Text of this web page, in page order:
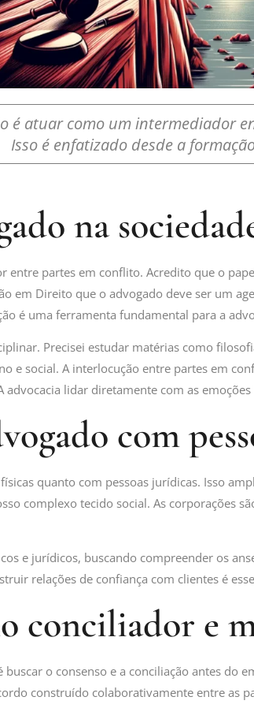
é atuar como um intermediador
Isso é enfatizado desde a
na
partes em conflito. Acredito que o
em Direito que o advogado deve ser um
é uma ferramenta fundamental para a
Precisei estudar matérias como
e social. A interlocução entre partes em
lidar diretamente com as
com
quanto com pessoas jurídicas. Isso
complexo tecido social. As corporações
e jurídicos, buscando compreender os
relações de confiança com clientes é
conciliador e
o consenso e a conciliação antes do
construído colaborativamente entre as